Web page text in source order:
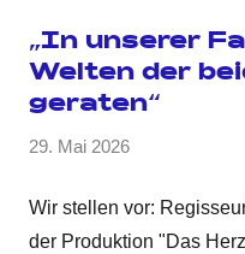
„In unserer
Welten der
geraten“
29. Mai 2026
Wir stellen vor:
der Produktion "Das